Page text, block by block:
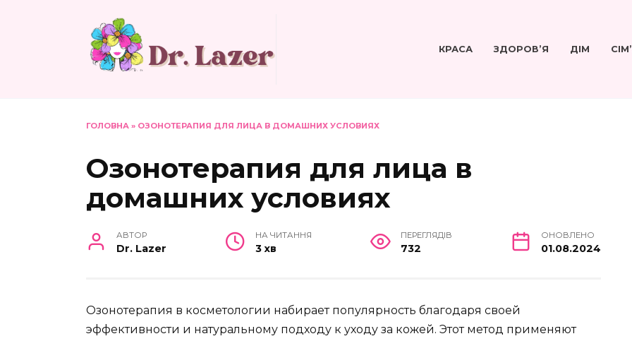
КРАСА ЗДОРОВ’Я ДІМ
ГОЛОВНА » ОЗОНОТЕРАПИЯ ДЛЯ ЛИЦА В ДОМАШНИХ УСЛОВИЯХ
Озонотерапия для лица в
домашних условиях
АВТОР
Dr. Lazer
НА ЧИТАННЯ
3 хв
ПЕРЕГЛЯДІВ
732
ОНОВЛЕНО
01.08.2024
Озонотерапия в косметологии набирает популярность благодаря своей
эффективности и натуральному подходу к уходу за кожей. Этот метод применяют